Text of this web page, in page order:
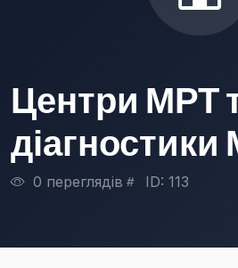
Центри МРТ
діагностики
0 переглядів ID: 113